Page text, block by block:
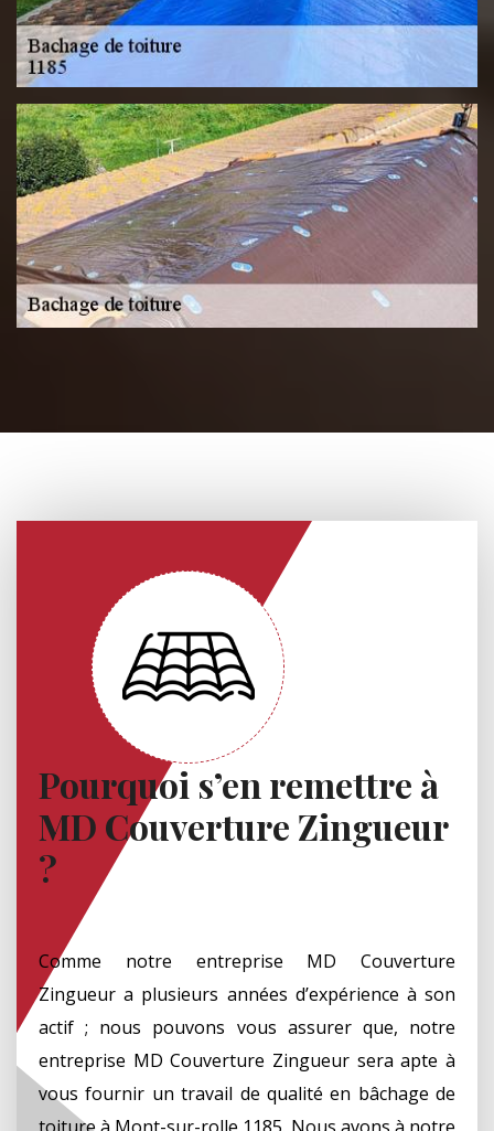
Pourquoi s’en remettre à
MD Couverture Zingueur
?
Comme notre entreprise MD Couverture
Zingueur a plusieurs années d’expérience à son
actif ; nous pouvons vous assurer que, notre
entreprise MD Couverture Zingueur sera apte à
vous fournir un travail de qualité en bâchage de